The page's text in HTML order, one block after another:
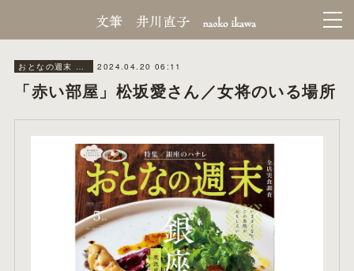
おとなの週末 連載「女将のいる場所」 2024.04.20 06:11
「赤い部屋」松坂愛さん／女将のいる場所